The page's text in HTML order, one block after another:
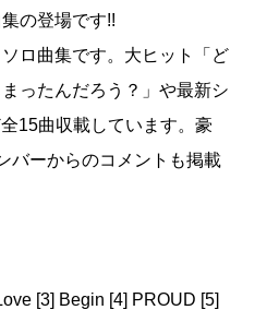
の登場です!!
ロ曲集です。大ヒット「ど
ったんだろう？」や最新シ
15曲収載しています。豪
バーからのコメントも掲載
[3] Begin [4] PROUD [5]